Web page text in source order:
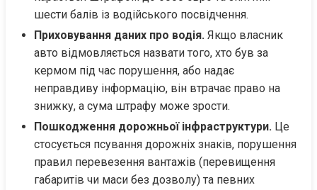
шести балів із водійського посвідчення.
Приховування даних про водія. Якщо власник
авто відмовляється назвати того, хто був за
кермом під час порушення, або надає
неправдиву інформацію, він втрачає право на
знижку, а сума штрафу може зрости.
Пошкодження дорожньої інфраструктури. Це
стосується псування дорожніх знаків, порушення
правил перевезення вантажів (перевищення
габаритів чи маси без дозволу) та певних